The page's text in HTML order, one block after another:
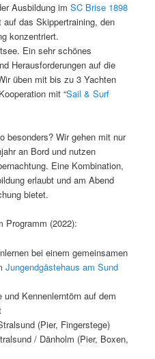
Ausbildung imSC Brise 1898
das Skippertraining, den
konzentriert.
Ein sehr schönes
Herausforderungen auf die
üben mit bis zu 3 Yachten
mit “Sail & Surf
besonders? Wir gehen mit nur
an Bord und nutzen
Eine Kombination,
erlaubt und am Abend
bietet.
Programm (2022):
bei einem gemeinsamen
Jungendgästehaus am Sund
Kennenlerntörn auf dem
(Pier, Fingerstege)
/ Dänholm (Pier, Boxen,